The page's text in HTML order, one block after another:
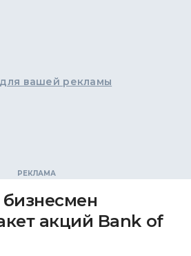
вашей рекламы
акций Bank of